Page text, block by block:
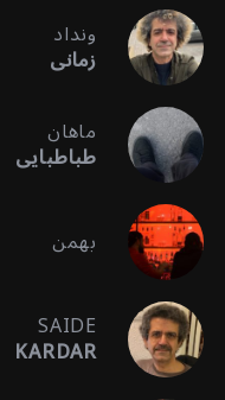
ونداد
زمانی
ماهان
طباطبایی
بهمن
SAIDE
KARDAR